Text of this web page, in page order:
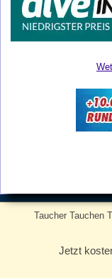
Taucher Tauchen
Jetzt